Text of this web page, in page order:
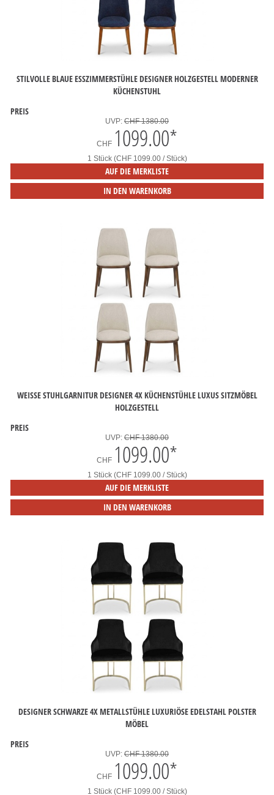
STILVOLLE BLAUE ESSZIMMERSTÜHLE DESIGNER HOLZGESTELL MODERNER
KÜCHENSTUHL
PREIS
UVP: CHF 1380.00
CHF 1099.00*
1 Stück (CHF 1099.00 / Stück)
AUF DIE MERKLISTE
IN DEN WARENKORB
WEISSE STUHLGARNITUR DESIGNER 4X KÜCHENSTÜHLE LUXUS SITZMÖBEL H
OLZGESTELL
PREIS
UVP: CHF 1380.00
CHF 1099.00*
1 Stück (CHF 1099.00 / Stück)
AUF DIE MERKLISTE
IN DEN WARENKORB
DESIGNER SCHWARZE 4X METALLSTÜHLE LUXURIÖSE EDELSTAHL POLSTER
MÖBEL
PREIS
UVP: CHF 1380.00
CHF 1099.00*
1 Stück (CHF 1099.00 / Stück)